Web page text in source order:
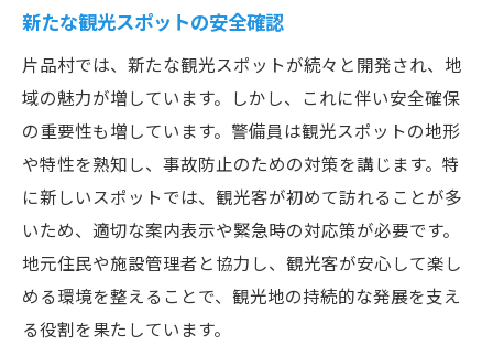
新たな観光スポットの安全確認
片品村では、新たな観光スポットが続々と開発され、地
域の魅力が増しています。しかし、これに伴い安全確保
の重要性も増しています。警備員は観光スポットの地形
や特性を熟知し、事故防止のための対策を講じます。特
に新しいスポットでは、観光客が初めて訪れることが多
いため、適切な案内表示や緊急時の対応策が必要です。
地元住民や施設管理者と協力し、観光客が安心して楽し
める環境を整えることで、観光地の持続的な発展を支え
る役割を果たしています。